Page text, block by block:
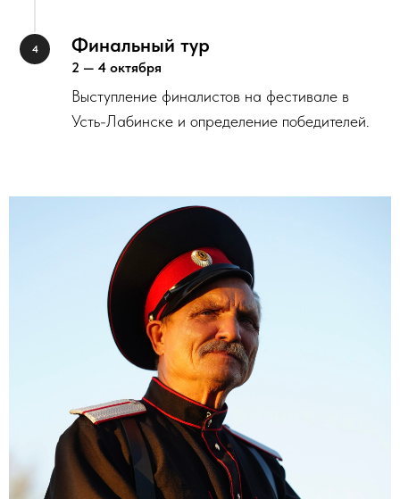
Финальный тур
2 — 4 октября
Выступление финалистов на фестивале в
Усть-Лабинске и определение победителей.